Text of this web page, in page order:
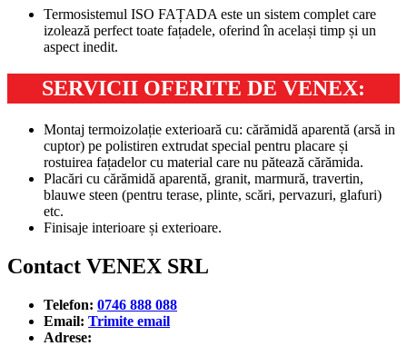
Termosistemul ISO FAȚADA este un sistem complet care
izolează perfect toate fațadele, oferind în același timp și un
aspect inedit.
SERVICII OFERITE DE VENEX:
Montaj termoizolație exterioară cu: cărămidă aparentă (arsă in
cuptor) pe polistiren extrudat special pentru placare și
rostuirea fațadelor cu material care nu pătează cărămida.
Placări cu cărămidă aparentă, granit, marmură, travertin,
blauwe steen (pentru terase, plinte, scări, pervazuri, glafuri)
etc.
Finisaje interioare și exterioare.
Contact VENEX SRL
Telefon: 0746 888 088
Email: Trimite email
Adrese: